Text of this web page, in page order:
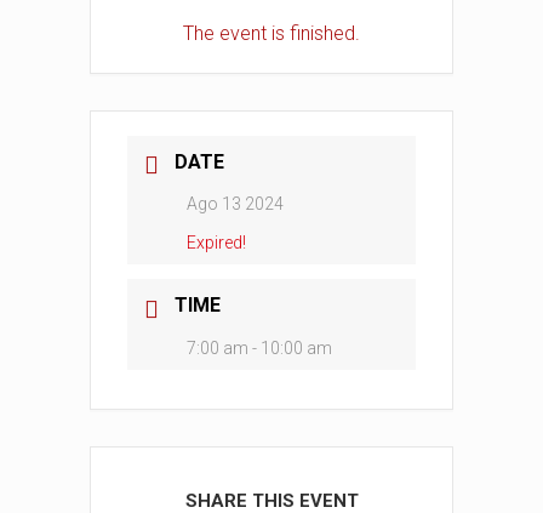
The event is finished.
DATE
Ago 13 2024
Expired!
TIME
7:00 am - 10:00 am
SHARE THIS EVENT